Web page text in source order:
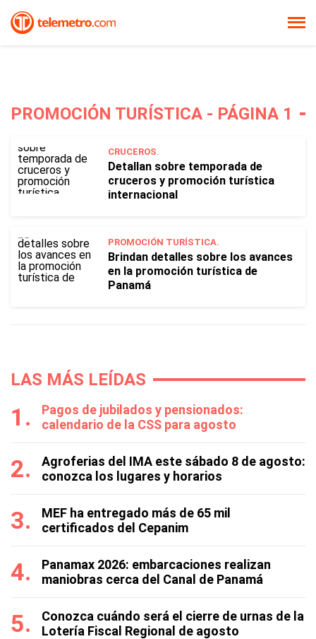
PROMOCIÓN TURÍSTICA - PÁGINA 1
CRUCEROS.
Detallan sobre temporada de
cruceros y promoción turística
internacional
PROMOCIÓN TURÍSTICA.
Brindan detalles sobre los avances
en la promoción turística de
Panamá
LAS MÁS LEÍDAS
Pagos de jubilados y pensionados:
calendario de la CSS para agosto
Agroferias del IMA este sábado 8 de agosto:
conozca los lugares y horarios
MEF ha entregado más de 65 mil
certificados del Cepanim
Panamax 2026: embarcaciones realizan
maniobras cerca del Canal de Panamá
Conozca cuándo será el cierre de urnas de la
Lotería Fiscal Regional de agosto